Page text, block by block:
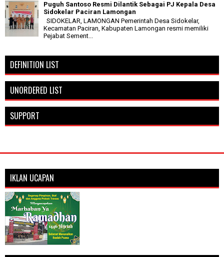
Puguh Santoso Resmi Dilantik Sebagai PJ Kepala Desa
Sidokelar Paciran Lamongan
SIDOKELAR, LAMONGAN Pemerintah Desa Sidokelar,
Kecamatan Paciran, Kabupaten Lamongan resmi memiliki
Pejabat Sement...
DEFINITION LIST
UNORDERED LIST
SUPPORT
IKLAN UCAPAN